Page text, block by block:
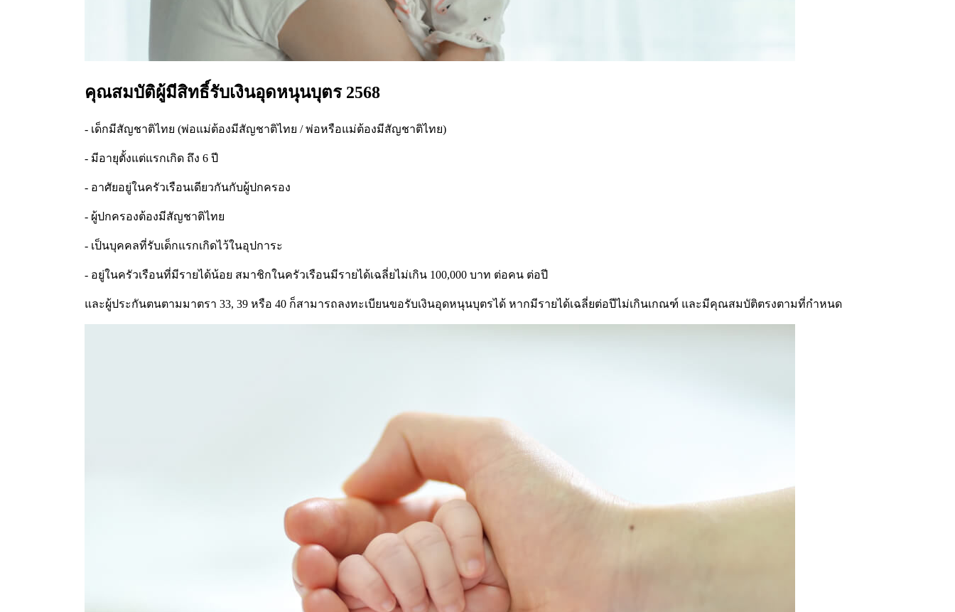
คุณสมบัติผู้มีสิทธิ์รับเงินอุดหนุนบุตร 2568
- เด็กมีสัญชาติไทย (พ่อแม่ต้องมีสัญชาติไทย / พ่อหรือแม่ต้องมีสัญชาติไทย)
- มีอายุตั้งแต่แรกเกิด ถึง 6 ปี
- อาศัยอยู่ในครัวเรือนเดียวกันกับผู้ปกครอง
- ผู้ปกครองต้องมีสัญชาติไทย
- เป็นบุคคลที่รับเด็กแรกเกิดไว้ในอุปการะ
- อยู่ในครัวเรือนที่มีรายได้น้อย สมาชิกในครัวเรือนมีรายได้เฉลี่ยไม่เกิน 100,000 บาท ต่อคน ต่อปี
และผู้ประกันตนตามมาตรา 33, 39 หรือ 40 ก็สามารถลงทะเบียนขอรับเงินอุดหนุนบุตรได้ หากมีรายได้เฉลี่ยต่อปีไม่เกินเกณฑ์ และมีคุณสมบัติตรงตามที่กำหนด